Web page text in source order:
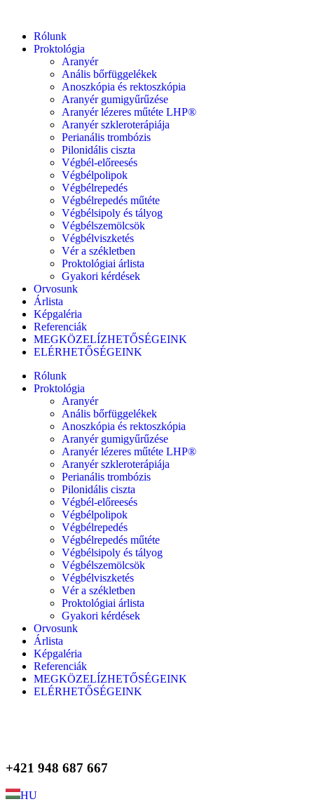
Rólunk
Proktológia
Aranyér
Anális bőrfüggelékek
Anoszkópia és rektoszkópia
Aranyér gumigyűrűzése
Aranyér lézeres műtéte LHP®
Aranyér szkleroterápiája
Perianális trombózis
Pilonidális ciszta
Végbél-előreesés
Végbélpolipok
Végbélrepedés
Végbélrepedés műtéte
Végbélsipoly és tályog
Végbélszemölcsök
Végbélviszketés
Vér a székletben
Proktológiai árlista
Gyakori kérdések
Orvosunk
Árlista
Képgaléria
Referenciák
MEGKÖZELÍZHETŐSÉGEINK
ELÉRHETŐSÉGEINK
Rólunk
Proktológia
Aranyér
Anális bőrfüggelékek
Anoszkópia és rektoszkópia
Aranyér gumigyűrűzése
Aranyér lézeres műtéte LHP®
Aranyér szkleroterápiája
Perianális trombózis
Pilonidális ciszta
Végbél-előreesés
Végbélpolipok
Végbélrepedés
Végbélrepedés műtéte
Végbélsipoly és tályog
Végbélszemölcsök
Végbélviszketés
Vér a székletben
Proktológiai árlista
Gyakori kérdések
Orvosunk
Árlista
Képgaléria
Referenciák
MEGKÖZELÍZHETŐSÉGEINK
ELÉRHETŐSÉGEINK
+421 948 687 667
HU